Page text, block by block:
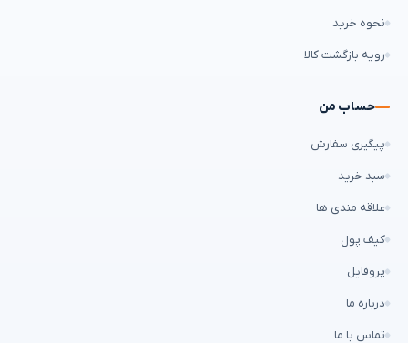
نحوه خرید
رویه بازگشت کالا
حساب من
پیگیری سفارش
سبد خرید
علاقه مندی ها
کیف پول
پروفایل
درباره ما
تماس با ما